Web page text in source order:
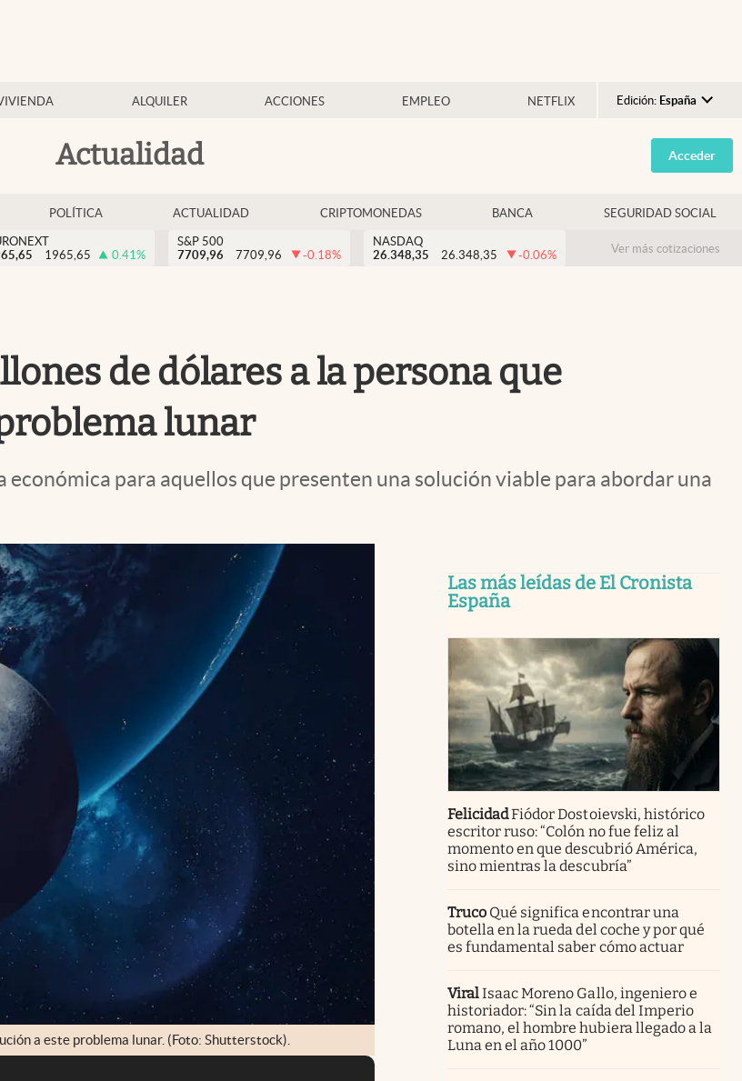
ALQUILER ACCIONES EMPLEO NETFLIX Edición: España
Argentina
España
USA
Colombia
Actualidad Acceder
POLÍTICA ACTUALIDAD CRIPTOMONEDAS BANCA SEGURIDAD SOCIAL
1965,65 0.41%
S&P 500
7709,96
7709,96 -0.18%
NASDAQ
26.348,35
26.348,35 -0.06% Ver más cotizaciones
de dólares a la persona que
lunar
para aquellos que presenten una solución viable para abordar una
a este problema lunar. (Foto: Shutterstock).
Las más leídas de El Cronista
España
FelicidadFiódor Dostoievski, histórico
escritor ruso: “Colón no fue feliz al
momento en que descubrió América,
sino mientras la descubría”
Truco Qué significa encontrar una
botella en la rueda del coche y por qué
es fundamental saber cómo actuar
ViralIsaac Moreno Gallo, ingeniero e
historiador: “Sin la caída del Imperio
romano, el hombre hubiera llegado a la
Luna en el año 1000”